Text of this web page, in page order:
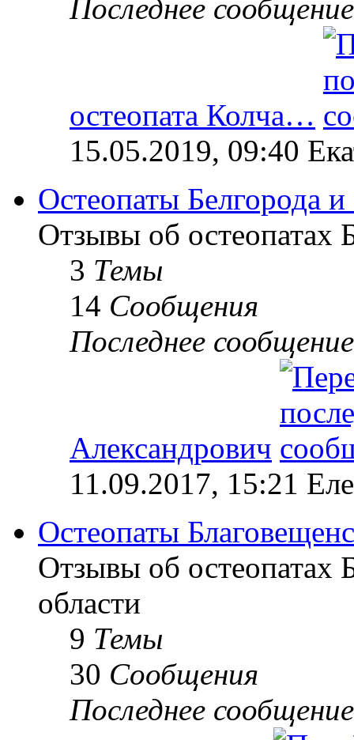
Последнее сообщение
остеопата Колча…
15.05.2019, 09:40
Остеопаты Белгорода
Отзывы об остеопатах
3 Темы
14 Сообщения
Последнее сообщение
Александрович
11.09.2017, 15:21
Остеопаты
Отзывы об остеопатах
области
9 Темы
30 Сообщения
Последнее сообщение